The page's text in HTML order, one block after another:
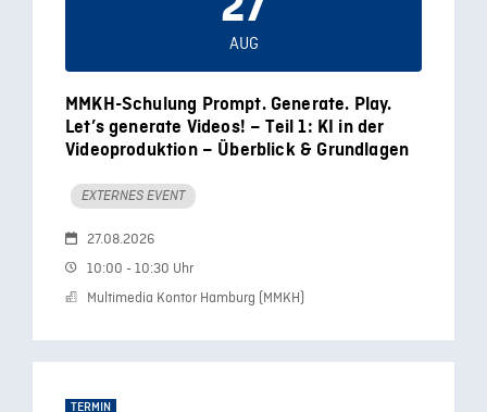
MMKH-Schulung Prompt. Generate. Play.
Let’s generate Videos! – Teil 1: KI in der
Videoproduktion – Überblick & Grundlagen
EXTERNES EVENT
27.08.2026
10:00 - 10:30 Uhr
Multimedia Kontor Hamburg (MMKH)
AUG
TERMIN